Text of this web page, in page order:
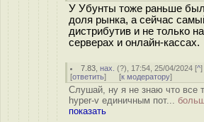
У Убунты тоже раньше
доля рынка, а сейчас
дистрибутив и не только
серверах и онлайн-кассах.
7.83 ,нах. (?), 17:54, 25/04/2024 [^]
[ответить] [к модератору]
Слушай, ну я не знаю что все
hyper-v единичным пот...
показать